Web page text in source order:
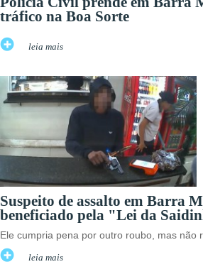
tráfico na Boa Sorte
leia mais
Suspeito de assalto em Barra
beneficiado pela "Lei da
Ele cumpria pena por outro roubo, mas não
leia mais